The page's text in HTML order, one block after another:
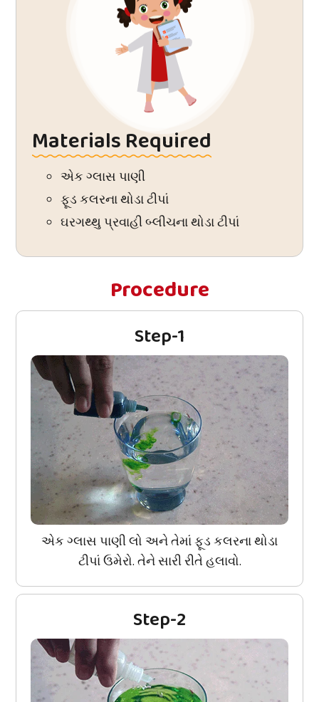
Materials Required
એક ગ્લાસ પાણી
ફૂડ કલરના થોડા ટીપાં
ઘરગથ્થુ પ્રવાહી બ્લીચના થોડા ટીપાં
Procedure
Step-1
એક ગ્લાસ પાણી લો અને તેમાં ફૂડ કલરના થોડા
ટીપાં ઉમેરો. તેને સારી રીતે હલાવો.
Step-2